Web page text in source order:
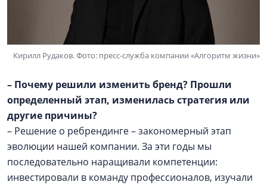
Кирилл Рудаков. Фото: пресс-служба компании «Алгоритм жизни»
– Почему решили изменить бренд? Прошли
определенный этап, изменилась стратегия или
другие причины?
– Решение о ребрендинге – закономерный этап
эволюции нашей компании. За эти годы мы
последовательно наращивали компетенции:
инвестировали в команду профессионалов, изучали